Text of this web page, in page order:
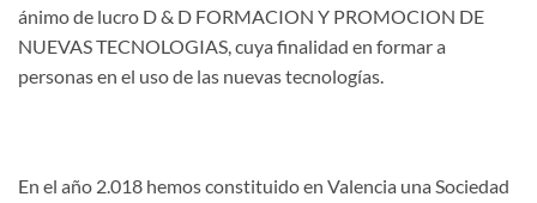
ánimo de lucro D & D FORMACION Y PROMOCION DE
NUEVAS TECNOLOGIAS, cuya finalidad en formar a
personas en el uso de las nuevas tecnologías.
En el año 2.018 hemos constituido en Valencia una Sociedad